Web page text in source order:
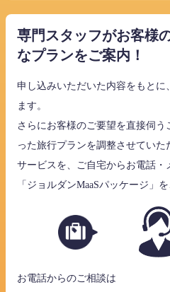
専門スタッフがお客様
なプランをご案内！
申し込みいただいた内容をもとに
ます。
さらにお客様のご要望を直接伺
った旅行プランを調整させてい
サービスを、ご自宅からお電話・
「ジョルダンMaaSパッケージ」
お電話からのご相談は